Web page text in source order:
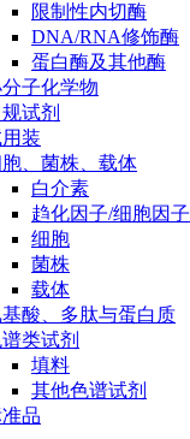
限制性内切酶
DNA/RNA修饰酶
蛋白酶及其他酶
子化学物
试剂
装
、菌株、载体
白介素
趋化因子/细胞因子
细胞
菌株
载体
酸、多肽与蛋白质
类试剂
填料
其他色谱试剂
品